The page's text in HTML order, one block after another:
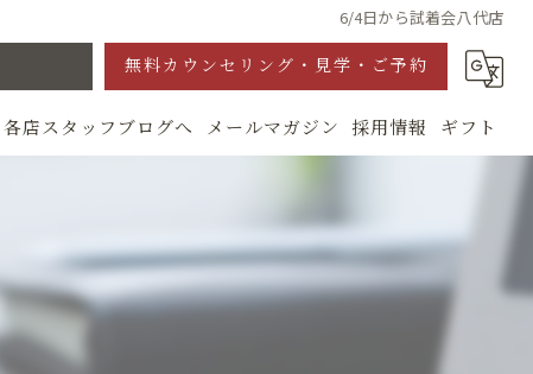
6/4日から試着会八代店
無料カウンセリング・見学・ご予約
各店スタッフブログへ メールマガジン 採用情報 ギフト